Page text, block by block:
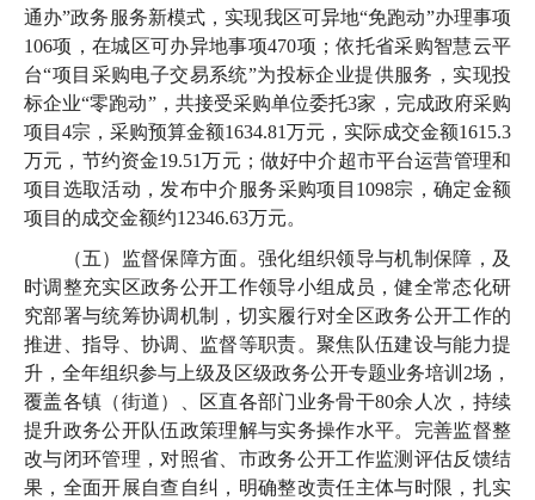
通办”政务服务新模式，实现我区可异地“免跑动”办理事项
106项，在城区可办异地事项470项；依托省采购智慧云平
台“项目采购电子交易系统”为投标企业提供服务，实现投
标企业“零跑动”，共接受采购单位委托3家，完成政府采购
项目4宗，采购预算金额1634.81万元，实际成交金额1615.3
万元，节约资金19.51万元；做好中介超市平台运营管理和
项目选取活动，发布中介服务采购项目1098宗，确定金额
项目的成交金额约12346.63万元。
（五）监督保障方面。强化组织领导与机制保障，及
时调整充实区政务公开工作领导小组成员，健全常态化研
究部署与统筹协调机制，切实履行对全区政务公开工作的
推进、指导、协调、监督等职责。聚焦队伍建设与能力提
升，全年组织参与上级及区级政务公开专题业务培训2场，
覆盖各镇（街道）、区直各部门业务骨干80余人次，持续
提升政务公开队伍政策理解与实务操作水平。完善监督整
改与闭环管理，对照省、市政务公开工作监测评估反馈结
果，全面开展自查自纠，明确整改责任主体与时限，扎实